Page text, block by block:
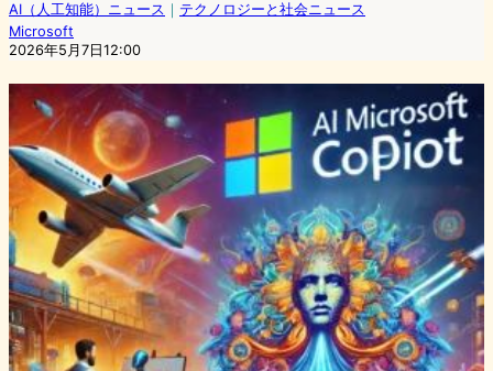
AI（人工知能）ニュース ｜ テクノロジーと社会ニュース
Microsoft
2026年5月7日12:00